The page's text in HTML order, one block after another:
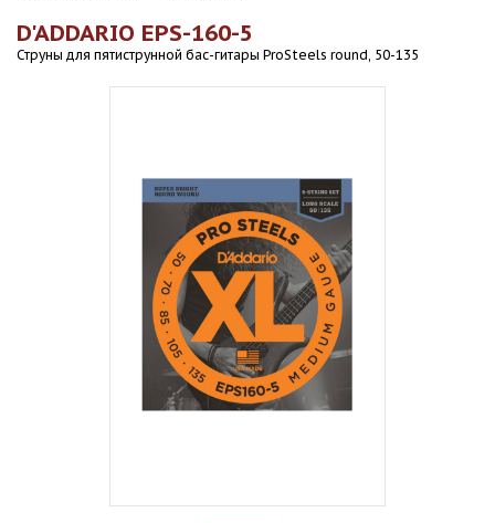
D'ADDARIO EPS-160-5
Струны для пятиструнной бас-гитары ProSteels round, 50-135